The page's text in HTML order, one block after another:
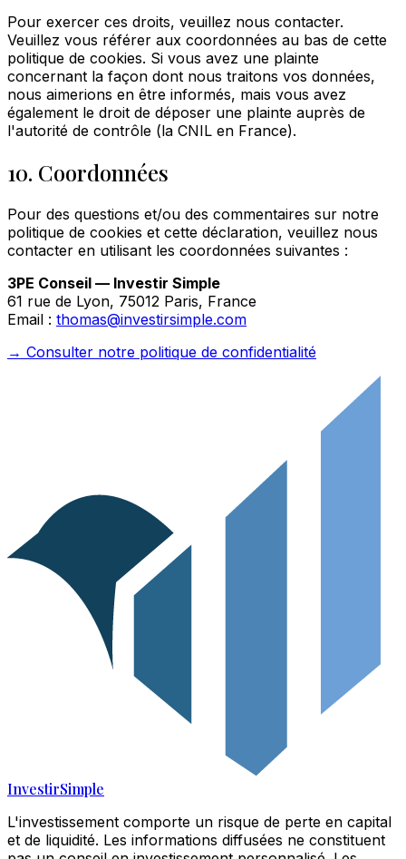
Pour exercer ces droits, veuillez nous contacter.
Veuillez vous référer aux coordonnées au bas de cette
politique de cookies. Si vous avez une plainte
concernant la façon dont nous traitons vos données,
nous aimerions en être informés, mais vous avez
également le droit de déposer une plainte auprès de
l'autorité de contrôle (la CNIL en France).
10. Coordonnées
Pour des questions et/ou des commentaires sur notre
politique de cookies et cette déclaration, veuillez nous
contacter en utilisant les coordonnées suivantes :
3PE Conseil — Investir Simple
61 rue de Lyon, 75012 Paris, France
Email : thomas@investirsimple.com
→ Consulter notre politique de confidentialité
InvestirSimple
L'investissement comporte un risque de perte en capital
et de liquidité. Les informations diffusées ne constituent